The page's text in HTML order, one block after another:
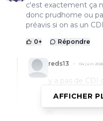
c'est exactement ça
donc prudhome ou
préavis si on as un
0+ Répondre
reds13 04 juin 2026
y a pas de CDI
0+
AFFICHER